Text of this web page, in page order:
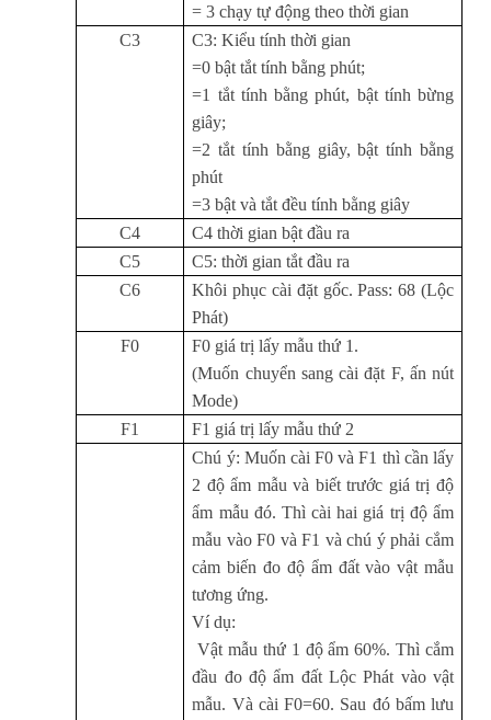
= 3 chạy tự động theo thời gian
C3
C3: Kiểu tính thời gian
=0 bật tắt tính bằng phút;
=1 tắt tính bằng phút, bật tính bừng
giây;
=2 tắt tính bằng giây, bật tính bằng
phút
=3 bật và tắt đều tính bằng giây
C4
C4 thời gian bật đầu ra
C5
C5: thời gian tắt đầu ra
C6
Khôi phục cài đặt gốc. Pass: 68 (Lộc
Phát)
F0
F0 giá trị lấy mẫu thứ 1.
(Muốn chuyển sang cài đặt F, ấn nút
Mode)
F1
F1 giá trị lấy mẫu thứ 2
Chú ý: Muốn cài F0 và F1 thì cần lấy
2 độ ẩm mẫu và biết trước giá trị độ
ẩm mẫu đó. Thì cài hai giá trị độ ẩm
mẫu vào F0 và F1 và chú ý phải cắm
cảm biến đo độ ẩm đất vào vật mẫu
tương ứng.
Ví dụ:
Vật mẫu thứ 1 độ ẩm 60%. Thì cắm
đầu đo độ ẩm đất Lộc Phát vào vật
mẫu. Và cài F0=60. Sau đó bấm lưu